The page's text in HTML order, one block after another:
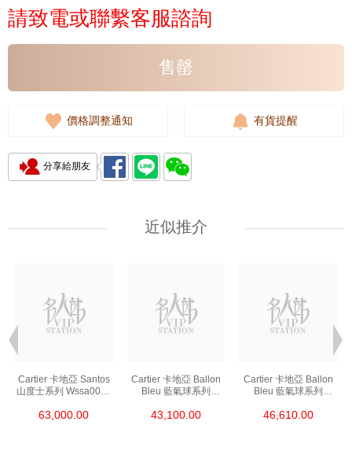
請致電或聯繫客服諮詢
售罄
價格調整通知 有貨提醒
分享給朋友
近似推介
Cartier 卡地亞 Santos
山度士系列 Wssa0018
63,000.00
Cartier 卡地亞 Ballon
Bleu 藍氣球系列
43,100.00
Cartier 卡地亞 Ballon
Bleu 藍氣球系列
46,610.00